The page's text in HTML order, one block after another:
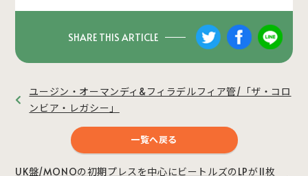
SHARE THIS ARTICLE
ユージン・オーマンディ&フィラデルフィア管/「ザ・コロ
ンビア・レガシー」
一覧へ戻る
UK盤/MONOの初期プレスを中心にビートルズのLPが11枚